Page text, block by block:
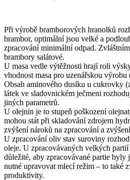
Při výrobě bramborových hranolků
brambor, optimální jsou velké a
zpracování minimální odpad.
brambory salátové.
U masa vedle výtěžnosti hrají roli
vhodnost masa pro uzenářskou výrobu
Obsah aminového dusíku u cukrovky
látek ve sladovnickém ječmeni
jiných parametrů.
U olejnin je to stupeň poškození
mohou stát při skladování zdrojem
zvýšení nároků na zpracování a
U zpracování oliv stav suroviny
oleje. U zpracovávaných velkých
důležité, aby zpracovávané partie byly
nutné upravovat mlecí režim – to také
produktivity.